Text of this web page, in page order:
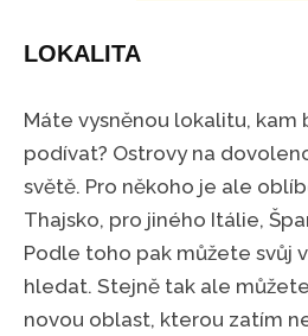
LOKALITA
Máte vysněnou lokalitu, kam
podívat? Ostrovy na
světě. Pro někoho je ale
Thajsko, pro jiného Itálie,
Podle toho pak můžete svůj
hledat. Stejně tak ale
novou oblast, kterou zatím